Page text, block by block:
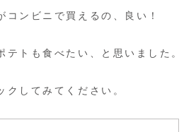
コンビニで買えるの、良い！
テトも食べたい、と思いました。
クしてみてください。